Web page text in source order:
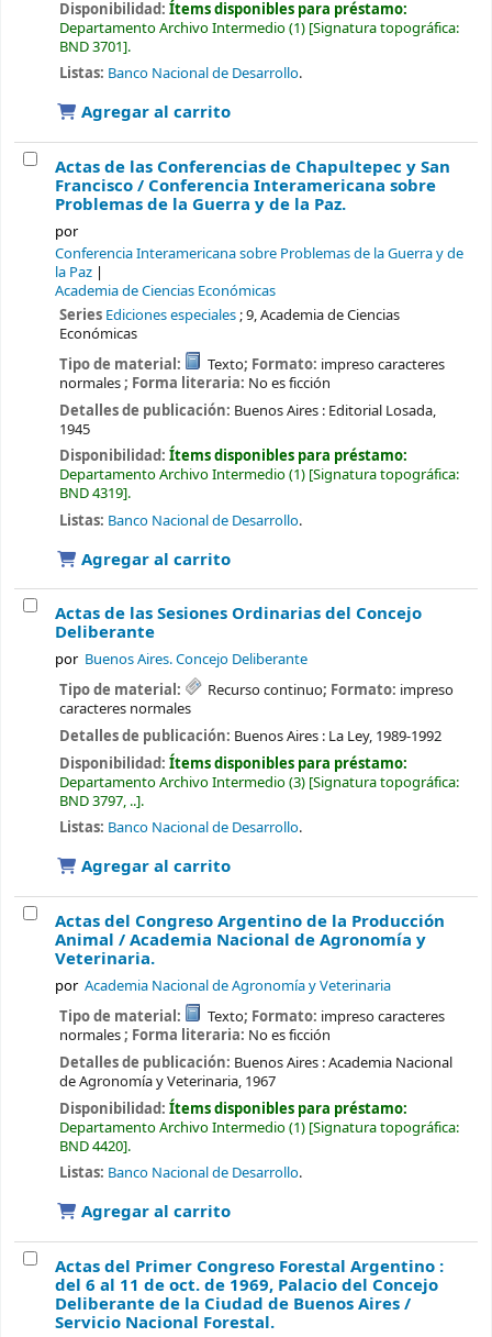
Disponibilidad: Ítems disponibles para préstamo:
Departamento Archivo Intermedio(1) Signatura topográfica:
BND 3701 .
Listas: Banco Nacional de Desarrollo.
Agregar al carrito
Actas de las Conferencias de Chapultepec y San
Francisco / Conferencia Interamericana sobre
Problemas de la Guerra y de la Paz.
por
Conferencia Interamericana sobre Problemas de la Guerra y de
la Paz
Academia de Ciencias Económicas
Series Ediciones especiales; 9, Academia de Ciencias
Económicas
Tipo de material:
Texto; Formato: impreso caracteres
normales; Forma literaria: No es ficción
Detalles de publicación: Buenos Aires : Editorial Losada,
1945
Disponibilidad: Ítems disponibles para préstamo:
Departamento Archivo Intermedio(1) Signatura topográfica:
BND 4319 .
Listas: Banco Nacional de Desarrollo.
Agregar al carrito
Actas de las Sesiones Ordinarias del Concejo
Deliberante
por Buenos Aires. Concejo Deliberante
Tipo de material: Recurso continuo; Formato: impreso
caracteres normales
Detalles de publicación: Buenos Aires : La Ley, 1989-1992
Disponibilidad: Ítems disponibles para préstamo:
Departamento Archivo Intermedio(3) Signatura topográfica:
BND 3797, .. .
Listas: Banco Nacional de Desarrollo.
Agregar al carrito
Actas del Congreso Argentino de la Producción
Animal /Academia Nacional de Agronomía y
Veterinaria.
por Academia Nacional de Agronomía y Veterinaria
Tipo de material: Texto; Formato: impreso caracteres
normales; Forma literaria: No es ficción
Detalles de publicación: Buenos Aires :Academia Nacional
de Agronomía y Veterinaria, 1967
Disponibilidad: Ítems disponibles para préstamo:
Departamento Archivo Intermedio(1) Signatura topográfica:
BND 4420 .
Listas: Banco Nacional de Desarrollo.
Agregar al carrito
Actas del Primer Congreso Forestal Argentino :
del 6 al 11 de oct. de 1969, Palacio del Concejo
Deliberante de la Ciudad de Buenos Aires /
Servicio Nacional Forestal.